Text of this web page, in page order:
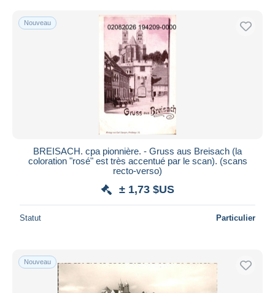
Nouveau
BREISACH. cpa pionnière. - Gruss aus Breisach (la
coloration "rosé" est très accentué par le scan). (scans
recto-verso)
± 1,73 $US
Statut Particulier
Nouveau